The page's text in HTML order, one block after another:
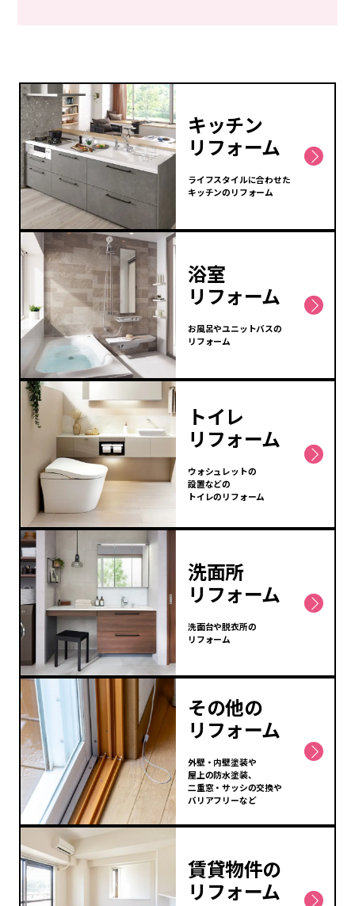
キッチン
リフォーム
ライフスタイルに合わせた
キッチンのリフォーム
浴室
リフォーム
お風呂やユニットバスの
リフォーム
トイレ
リフォーム
ウォシュレットの
設置などの
トイレのリフォーム
洗面所
リフォーム
洗面台や脱衣所の
リフォーム
その他の
リフォーム
外壁・内壁塗装や
屋上の防水塗装、
二重窓・サッシの交換や
バリアフリーなど
賃貸物件の
リフォーム